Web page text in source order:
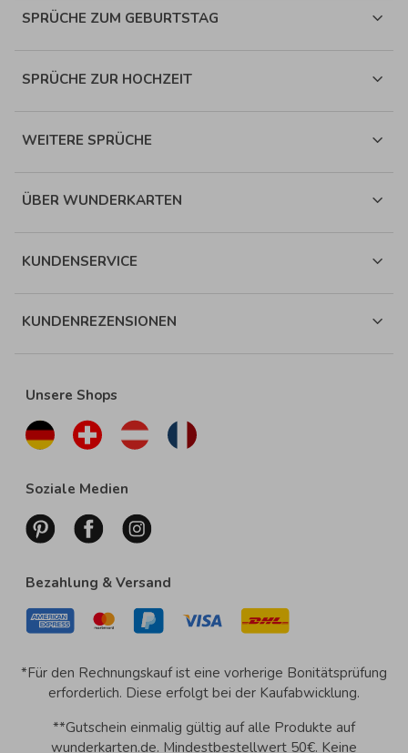
SPRÜCHE ZUM GEBURTSTAG
SPRÜCHE ZUR HOCHZEIT
WEITERE SPRÜCHE
ÜBER WUNDERKARTEN
KUNDENSERVICE
KUNDENREZENSIONEN
Unsere Shops
Soziale Medien
Bezahlung & Versand
*Für den Rechnungskauf ist eine vorherige Bonitätsprüfung
erforderlich. Diese erfolgt bei der Kaufabwicklung.
**Gutschein einmalig gültig auf alle Produkte auf
wunderkarten.de. Mindestbestellwert 50€. Keine